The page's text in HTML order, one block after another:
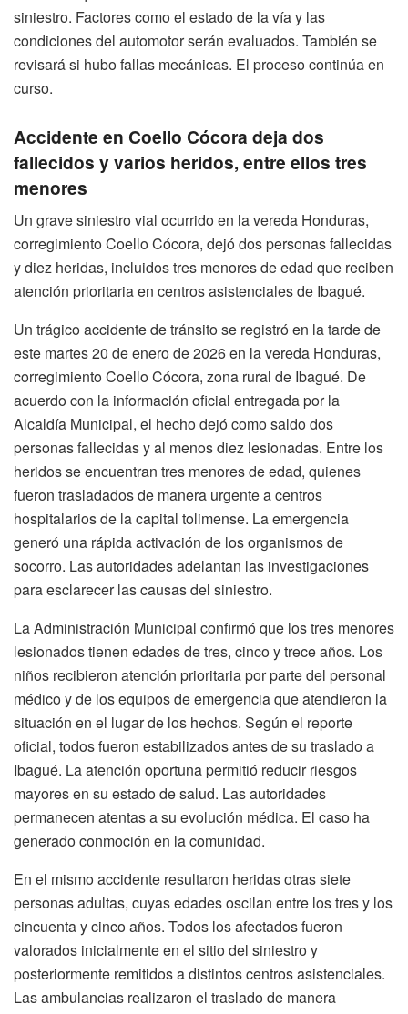
siniestro. Factores como el estado de la vía y las
condiciones del automotor serán evaluados. También se
revisará si hubo fallas mecánicas. El proceso continúa en
curso.
Accidente en Coello Cócora deja dos
fallecidos y varios heridos, entre ellos tres
menores
Un grave siniestro vial ocurrido en la vereda Honduras,
corregimiento Coello Cócora, dejó dos personas fallecidas
y diez heridas, incluidos tres menores de edad que reciben
atención prioritaria en centros asistenciales de Ibagué.
Un trágico accidente de tránsito se registró en la tarde de
este martes 20 de enero de 2026 en la vereda Honduras,
corregimiento Coello Cócora, zona rural de Ibagué. De
acuerdo con la información oficial entregada por la
Alcaldía Municipal, el hecho dejó como saldo dos
personas fallecidas y al menos diez lesionadas. Entre los
heridos se encuentran tres menores de edad, quienes
fueron trasladados de manera urgente a centros
hospitalarios de la capital tolimense. La emergencia
generó una rápida activación de los organismos de
socorro. Las autoridades adelantan las investigaciones
para esclarecer las causas del siniestro.
La Administración Municipal confirmó que los tres menores
lesionados tienen edades de tres, cinco y trece años. Los
niños recibieron atención prioritaria por parte del personal
médico y de los equipos de emergencia que atendieron la
situación en el lugar de los hechos. Según el reporte
oficial, todos fueron estabilizados antes de su traslado a
Ibagué. La atención oportuna permitió reducir riesgos
mayores en su estado de salud. Las autoridades
permanecen atentas a su evolución médica. El caso ha
generado conmoción en la comunidad.
En el mismo accidente resultaron heridas otras siete
personas adultas, cuyas edades oscilan entre los tres y los
cincuenta y cinco años. Todos los afectados fueron
valorados inicialmente en el sitio del siniestro y
posteriormente remitidos a distintos centros asistenciales.
Las ambulancias realizaron el traslado de manera